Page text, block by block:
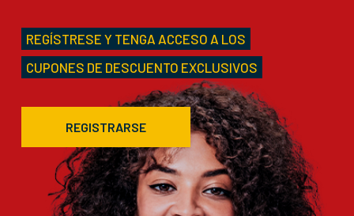
REGÍSTRESE Y TENGA ACCESO A LOS
CUPONES DE DESCUENTO EXCLUSIVOS
REGISTRARSE